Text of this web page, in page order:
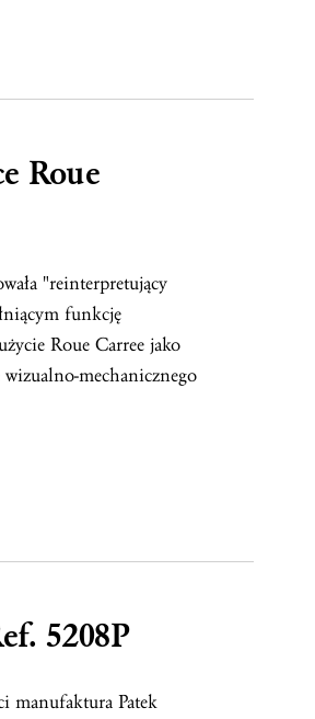
Roue
"reinterpretujący
funkcję
Roue Carree jako
mechanicznego
5208P
manufaktura Patek